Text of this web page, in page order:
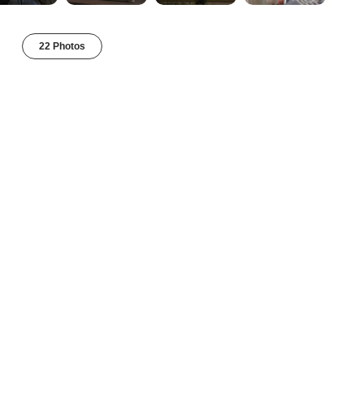
22 Photos